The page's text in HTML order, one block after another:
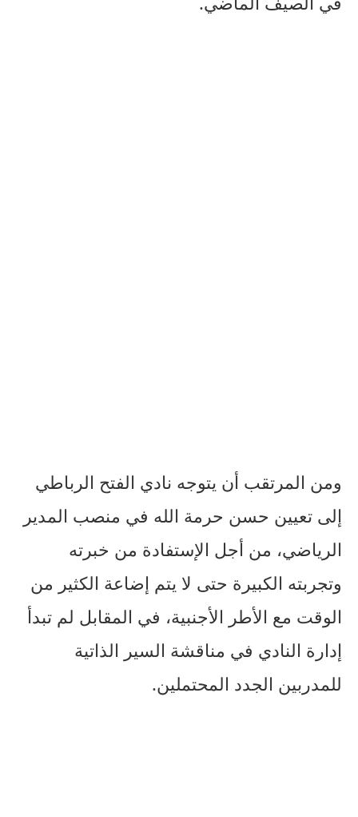
ومن المرتقب أن يتوجه نادي الفتح الرباطي
إلى تعيين حسن حرمة الله في منصب المدير
الرياضي، من أجل الإستفادة من خبرته
وتجربته الكبيرة حتى لا يتم إضاعة الكثير من
الوقت مع الأطر الأجنبية، في المقابل لم تبدأ
إدارة النادي في مناقشة السير الذاتية
للمدربين الجدد المحتملين.